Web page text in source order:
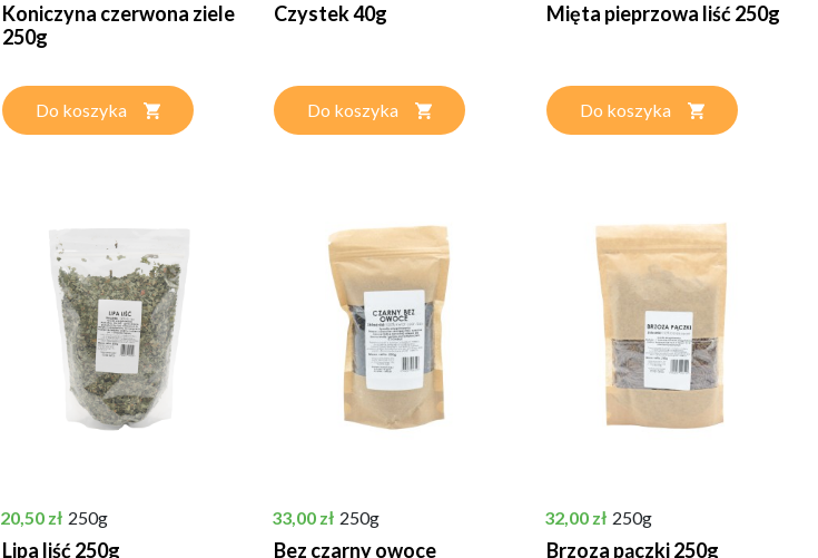
Koniczyna czerwona ziele
250g
Do koszyka
Czystek 40g
Do koszyka
Mięta pieprzowa liść 250g
Do koszyka
Cena
20,50 zł 250g
Lipa liść 250g
Cena
33,00 zł 250g
Bez czarny owoce
Cena
32,00 zł 250g
Brzoza pączki 250g